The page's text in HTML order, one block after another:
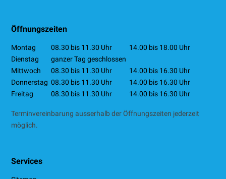
Öffnungszeiten
Montag 08.30 bis 11.30 Uhr
14.00 bis 18.00 Uhr
Dienstag
ganzer Tag geschlossen
Mittwoch 08.30 bis 11.30 Uhr
14.00 bis 16.30 Uhr
Donnerstag 08.30 bis 11.30 Uhr
14.00 bis 16.30 Uhr
Freitag 08.30 bis 11.30 Uhr 14.00 bis 16.30 Uhr
Terminvereinbarung ausserhalb der Öffnungszeiten jederzeit
möglich.
Services